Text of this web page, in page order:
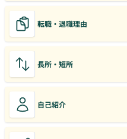
転職・退職理由
長所・短所
自己紹介